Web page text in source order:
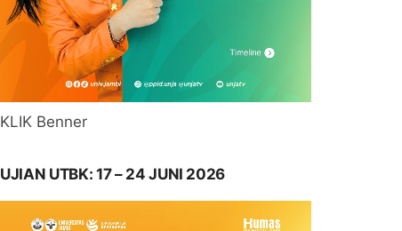
KLIK Benner
UJIAN UTBK: 17 – 24 JUNI 2026